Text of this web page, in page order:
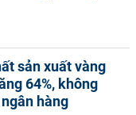
sản xuất vàng
64%, không
hàng